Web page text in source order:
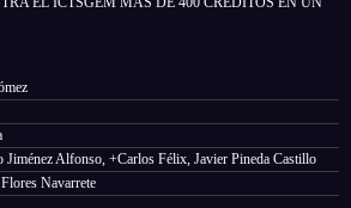
Jiménez Alfonso, +Carlos Félix, Javier Pineda Castillo
Navarrete